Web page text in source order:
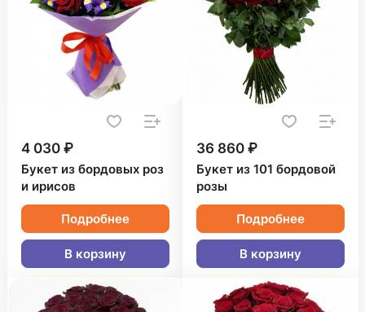
4 030 ₽
Букет из бордовых роз
и ирисов
Подробнее
В корзину
36 860 ₽
Букет из 101 бордовой
розы
Подробнее
В корзину